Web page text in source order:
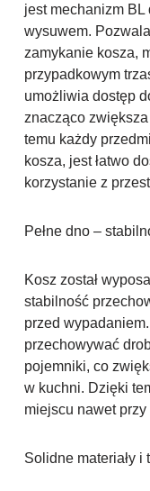
jest mechanizm BL
wysuwem.
zamykanie kosza,
przypadkowym
umożliwia dostęp
znacząco
temu każdy
kosza, jest łatwo
korzystanie z
Pełne dno –
Kosz został
stabilność
przed
przechowywać
pojemniki, co
w kuchni. Dzięki
miejscu nawet
Solidne materiały i